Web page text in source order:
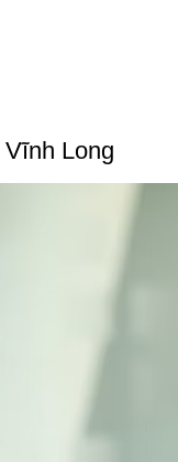
Long